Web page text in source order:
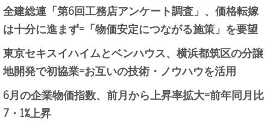
全建総連「第6回工務店アンケート調査」、価格転嫁
は十分に進まず=「物価安定につながる施策」を要望
東京セキスイハイムとベンハウス、横浜都筑区の分譲
地開発で初協業=お互いの技術・ノウハウを活用
6月の企業物価指数、前月から上昇率拡大=前年同月比
7・1%上昇